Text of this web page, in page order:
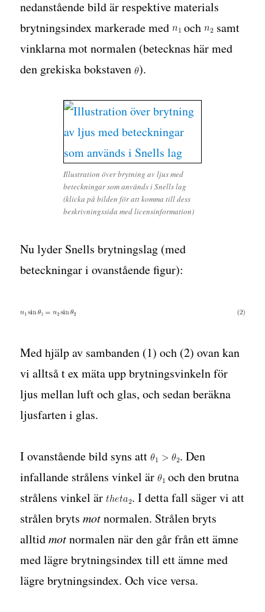
nedanstående bild är respektive materials
brytningsindex markerade med
och
samt
vinklarna mot normalen (betecknas här med
den grekiska bokstaven ).
Illustration över brytning av ljus med
beteckningar som används i Snells lag
(klicka på bilden för att komma till dess
beskrivningssida med licensinformation)
Nu lyder Snells brytningslag (med
beteckningar i ovanstående figur):
Med hjälp av sambanden (1) och (2) ovan kan
vi alltså t ex mäta upp brytningsvinkeln för
ljus mellan luft och glas, och sedan beräkna
ljusfarten i glas.
I ovanstående bild syns att
. Den
infallande strålens vinkel är
och den brutna
strålens vinkel är
. I detta fall säger vi att
strålen brytsmotnormalen. Strålen bryts
alltidmotnormalen när den går från ett ämne
med lägre brytningsindex till ett ämne med
lägre brytningsindex. Och vice versa.